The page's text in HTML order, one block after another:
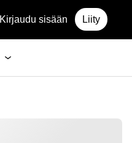
Kirjaudu sisään Liity